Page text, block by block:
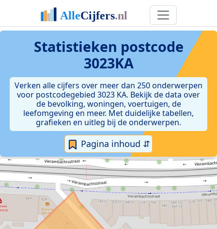
Statistieken postcode
3023KA
Verken alle cijfers over meer dan 250 onderwerpen
voor postcodegebied 3023 KA. Bekijk de data over
de bevolking, woningen, voertuigen, de
leefomgeving en meer. Met duidelijke tabellen,
grafieken en uitleg bij de onderwerpen.
Pagina inhoud ⇵